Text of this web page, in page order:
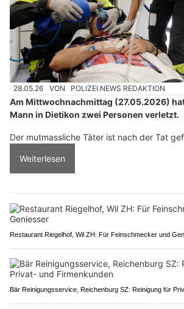
28.05.26 VON POLIZEI.NEWS REDAKTION
Am Mittwochnachmittag (27.05.2026)
Mann in Dietikon zwei Personen verletzt.
Der mutmassliche Täter ist nach der Tat
Weiterlesen
Restaurant Riegelhof, Wil ZH: Für Feinschmecker und
Bär Reinigungsservice, Reichenburg SZ: Reinigung für